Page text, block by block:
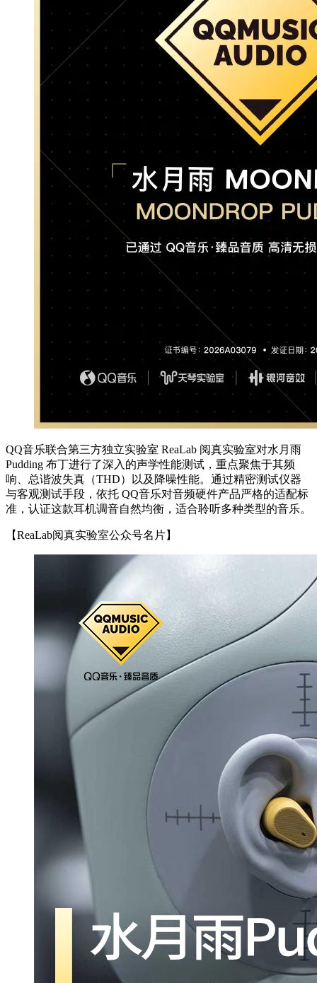
QQ音乐联合第三方独立实验室 ReaLab 阅真实验室对水月雨
Pudding 布丁进行了深入的声学性能测试，重点聚焦于其频
响、总谐波失真（THD）以及降噪性能。通过精密测试仪器
与客观测试手段，依托 QQ音乐对音频硬件产品严格的适配标
准，认证这款耳机调音自然均衡，适合聆听多种类型的音乐。
【ReaLab阅真实验室公众号名片】